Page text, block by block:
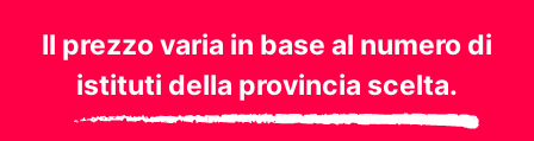
Il prezzo varia in base al numero di
istituti della provincia scelta.